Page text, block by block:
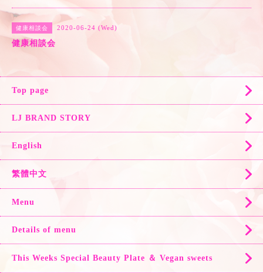
健康相談会 2020-06-24 (Wed)
健康相談会
Top page
LJ BRAND STORY
English
繁體中文
Menu
Details of menu
This Weeks Special Beauty Plate ＆ Vegan sweets